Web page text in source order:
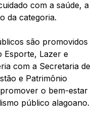
com a saúde, a
da categoria.
são promovidos
Esporte, Lazer e
com a Secretaria de
e Patrimônio
o bem-estar
público alagoano.